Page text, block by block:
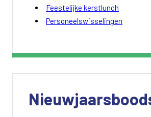
Feestelijke kerstlunch
Personeelswisselingen